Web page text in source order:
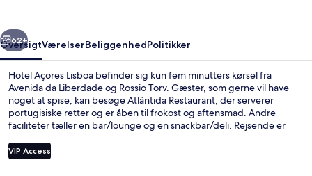
Næste
62+
OversigtVærelserBeliggenhedPolitikker
Hotel Açores Lisboa befinder sig kun fem minutters kørsel fra
Avenida da Liberdade og Rossio Torv. Gæster, som gerne vil have
noget at spise, kan besøge Atlântida Restaurant, der serverer
portugisiske retter og er åben til frokost og aftensmad. Andre
faciliteter tæller en bar/lounge og en snackbar/deli. Rejsende er
Metrostation ligger få skridt derfra og São Sebastiao Metrostation
ligger 10 minutter væk.
VIP Access